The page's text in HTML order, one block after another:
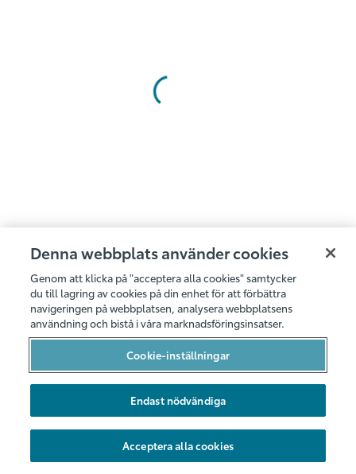
Denna webbplats använder cookies
Genom att klicka på "acceptera alla cookies" samtycker
du till lagring av cookies på din enhet för att förbättra
navigeringen på webbplatsen, analysera webbplatsens
användning och bistå i våra marknadsföringsinsatser.
Cookie-inställningar
Endast nödvändiga
Acceptera alla cookies